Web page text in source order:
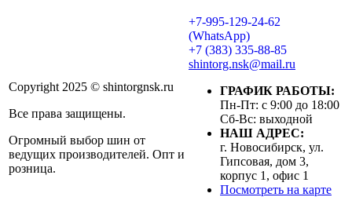
Copyright 2025 © shintorgnsk.ru
Все права защищены.
Огромный выбор шин от
ведущих производителей. Опт и
розница.
+7-995-129-24-62
(WhatsApp)
+7 (383) 335-88-85
shintorg.nsk@mail.ru
ГРАФИК РАБОТЫ:
Пн-Пт: с 9:00 до 18:00
Сб-Вс: выходной
НАШ АДРЕС:
г. Новосибирск, ул.
Гипсовая, дом 3,
корпус 1, офис 1
Посмотреть на карте